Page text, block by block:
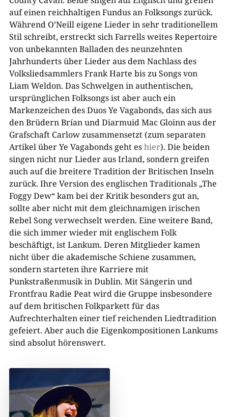
auf einen reichhaltigen Fundus an Folksongs zurück.
Während O’Neill eigene Lieder in sehr traditionellem
Stil schreibt, erstreckt sich Farrells weites Repertoire
von unbekannten Balladen des neunzehnten
Jahrhunderts über Lieder aus dem Nachlass des
Volksliedsammlers Frank Harte bis zu Songs von
Liam Weldon. Das Schwelgen in authentischen,
ursprünglichen Folksongs ist aber auch ein
Markenzeichen des Duos Ye Vagabonds, das sich aus
den Brüdern Brían und Diarmuid Mac Gloinn aus der
Grafschaft Carlow zusammensetzt (zum separaten
Artikel über Ye Vagabonds geht eshier). Die beiden
singen nicht nur Lieder aus Irland, sondern greifen
auch auf die breitere Tradition der Britischen Inseln
zurück. Ihre Version des englischen Traditionals „The
Foggy Dew“ kam bei der Kritik besonders gut an,
sollte aber nicht mit dem gleichnamigen irischen
Rebel Song verwechselt werden. Eine weitere Band,
die sich immer wieder mit englischem Folk
beschäftigt, ist Lankum. Deren Mitglieder kamen
nicht über die akademische Schiene zusammen,
sondern starteten ihre Karriere mit
Punkstraßenmusik in Dublin. Mit Sängerin und
Frontfrau Radie Peat wird die Gruppe insbesondere
auf dem britischen Folkparkett für das
Aufrechterhalten einer tief reichenden Liedtradition
gefeiert. Aber auch die Eigenkompositionen Lankums
sind absolut hörenswert.